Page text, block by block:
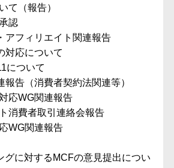
て（報告）
認
アフィリエイト関連報告
対応について
について
報告（消費者契約法関連等）
応WG関連報告
消費者取引連絡会報告
WG関連報告
グに対するMCFの意見提出につい